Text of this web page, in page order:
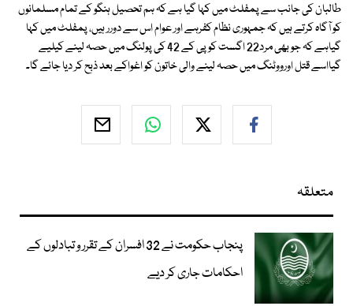
طالبان کی جانب سے پمفلٹ میں کہا گیا ہے کہ ہم تحصیل ہنگو کے تمام مسلمانوں
کو آگاہ کرتے ہیں کہ جمہوری نظام کفرہے اور عوام اس سے دورر ہیں، پمفلٹ میں کہا
گیاہے کہ جو بھی مرد22 اگست کوپی کے 42 کی پولنگ میں حصہ لینے کیلیے
گیااسے قتل اورووٹنگ میں حصہ لینے والی خاتون کو اغواکے بعد ذبح کر دیا جائے گا۔
متعلقہ
پنجاب حکومت نے 32 افسران کے تقرر و تبادلوں کے
احکامات جاری کر دیے